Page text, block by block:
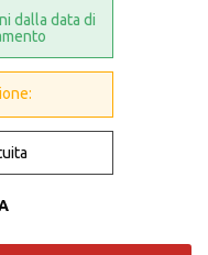
dalla data di